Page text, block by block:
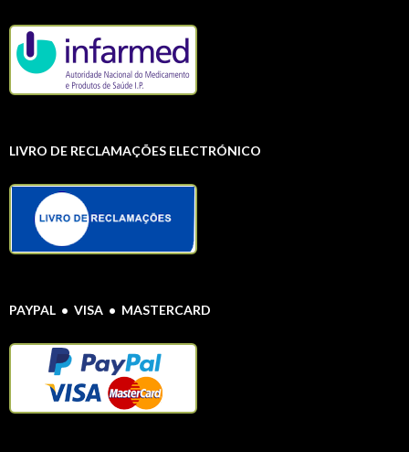
LIVRO DE RECLAMAÇÕES ELECTRÓNICO
PAYPAL • VISA • MASTERCARD